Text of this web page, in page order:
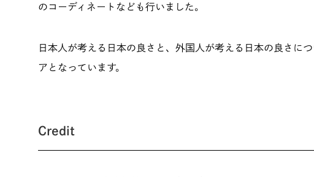
のコーディネートなども行いました。
日本人が考える日本の良さと、外国人が考える日本の良さに
アとなっています。
Credit